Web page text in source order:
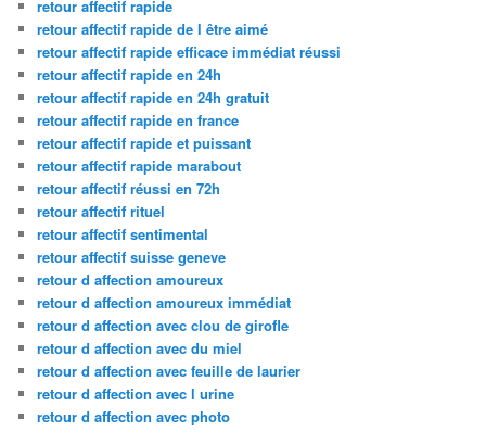
retour affectif rapide
retour affectif rapide de l être aimé
retour affectif rapide efficace immédiat réussi
retour affectif rapide en 24h
retour affectif rapide en 24h gratuit
retour affectif rapide en france
retour affectif rapide et puissant
retour affectif rapide marabout
retour affectif réussi en 72h
retour affectif rituel
retour affectif sentimental
retour affectif suisse geneve
retour d affection amoureux
retour d affection amoureux immédiat
retour d affection avec clou de girofle
retour d affection avec du miel
retour d affection avec feuille de laurier
retour d affection avec l urine
retour d affection avec photo